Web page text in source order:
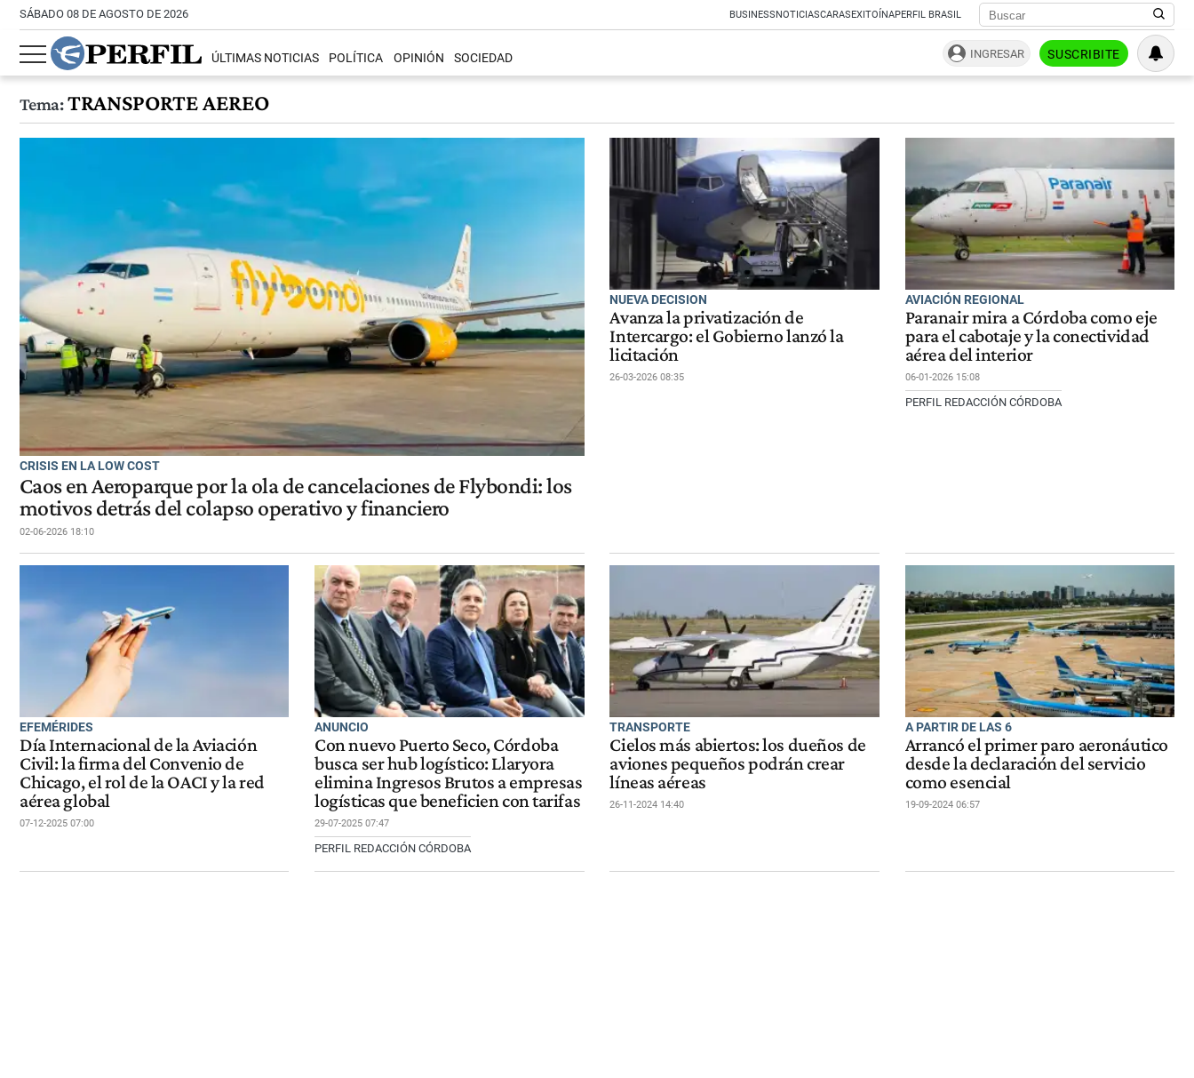
SÁBADO 08 DE AGOSTO DE 2026 BUSINESSNOTICIASCARASEXITOÍNAPERFIL BRASIL
ÚLTIMAS NOTICIAS POLÍTICA OPINIÓN SOCIEDAD INGRESAR SUSCRIBITE
Tema:TRANSPORTE AEREO
CRISIS EN LA LOW COST
Caos en Aeroparque por la ola de cancelaciones de Flybondi: los
motivos detrás del colapso operativo y financiero
02-06-2026 18:10
NUEVA DECISION
Avanza la privatización de
Intercargo: el Gobierno lanzó la
licitación
26-03-2026 08:35
AVIACIÓN REGIONAL
Paranair mira a Córdoba como eje
para el cabotaje y la conectividad
aérea del interior
06-01-2026 15:08
PERFIL REDACCIÓN CÓRDOBA
EFEMÉRIDES
Día Internacional de la Aviación
Civil: la firma del Convenio de
Chicago, el rol de la OACI y la red
aérea global
07-12-2025 07:00
ANUNCIO
Con nuevo Puerto Seco, Córdoba
busca ser hub logístico: Llaryora
elimina Ingresos Brutos a empresas
logísticas que beneficien con tarifas
29-07-2025 07:47
PERFIL REDACCIÓN CÓRDOBA
TRANSPORTE
Cielos más abiertos: los dueños de
aviones pequeños podrán crear
líneas aéreas
26-11-2024 14:40
A PARTIR DE LAS 6
Arrancó el primer paro aeronáutico
desde la declaración del servicio
como esencial
19-09-2024 06:57